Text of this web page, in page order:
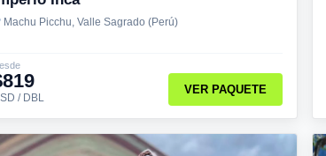
Machu Picchu, Valle Sagrado (Perú)
/ DBL
VER PAQUETE